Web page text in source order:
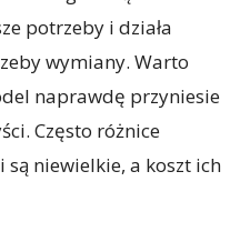
potrzeby i działa
wymiany. Warto
naprawdę przyniesie
Często różnice
niewielkie, a koszt ich